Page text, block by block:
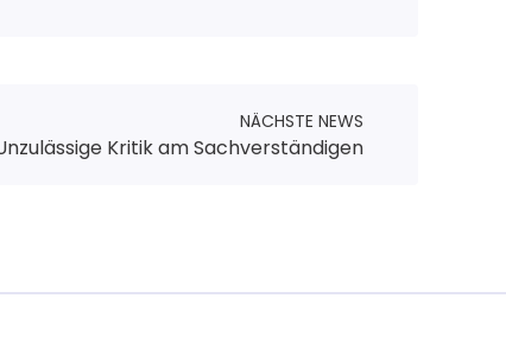
NÄCHSTE NEWS
Kritik am Sachverständigen